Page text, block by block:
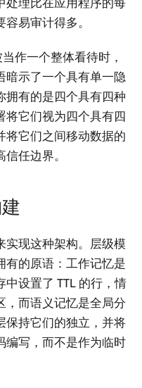
易审计得多。
作一个整体看待时，
暗示了一个具有单一隐
拥有的是四个具有四种
将它们视为四个具有四
将它们之间移动数据的
任边界。
实现这种架构。层级模
有的原语：工作记忆是
设置了 TTL 的行，情
，而语义记忆是全局分
保持它们的独立，并将
编写，而不是作为临时